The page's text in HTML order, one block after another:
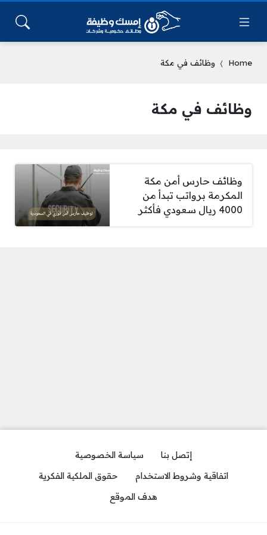
Home وظائف في مكة
وظائف في مكة
وظائف حارس أمن مكة
المكرمة برواتب تبدأ من
4000 ريال سعودي فأكثر
إتصل بنا
سياسة الخصوصية
اتفاقية وشروط الاستخدام
حقوق الملكية الفكرية
هدف الموقع